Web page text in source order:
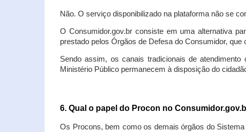
Não. O serviço disponibilizado na plataforma não se
O Consumidor.gov.br consiste em uma alternativa
prestado pelos Órgãos de Defesa do Consumidor,
Sendo assim, os canais tradicionais de
Ministério Público permanecem à disposição do
6. Qual o papel do Procon no
Os Procons, bem como os demais órgãos do